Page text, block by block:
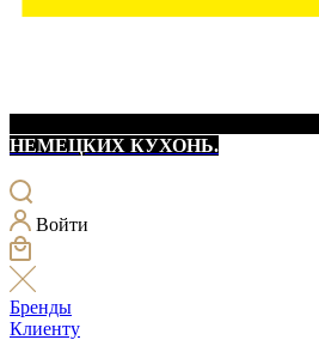
НЕМЕЦКИХ КУХОНЬ.
Войти
Бренды
Клиенту